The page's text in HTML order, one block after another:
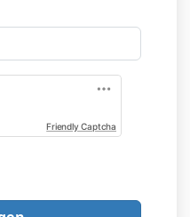
Friendly Captcha